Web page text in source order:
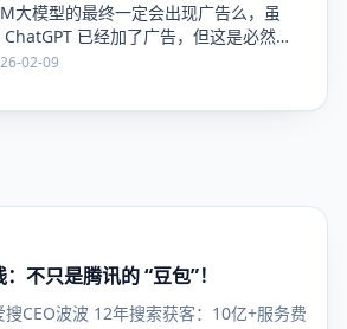
大模型的最终一定会出现广告么，虽
ChatGPT 已经加了广告，但这是必然终
？
02-09
不只是腾讯的 “豆包”！
CEO波波 12年搜索获客：10亿+服务费